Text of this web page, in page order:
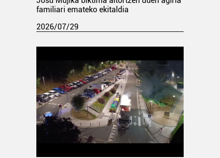
familiari emateko ekitaldia
2026/07/29